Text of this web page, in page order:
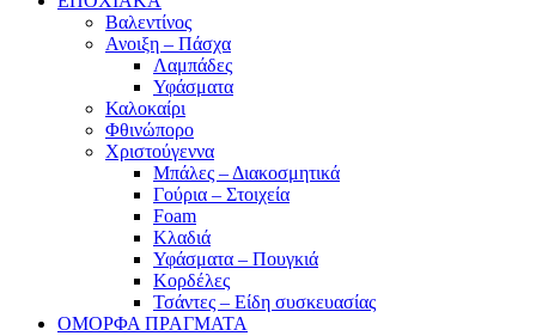
Βαλεντίνος
Ανοιξη – Πάσχα
Λαμπάδες
Υφάσματα
Καλοκαίρι
Φθινώπορο
Χριστούγεννα
Μπάλες – Διακοσμητικά
Γούρια – Στοιχεία
Foam
Κλαδιά
Υφάσματα – Πουγκιά
Κορδέλες
Τσάντες – Είδη συσκευασίας
ΟΜΟΡΦΑ ΠΡΑΓΜΑΤΑ